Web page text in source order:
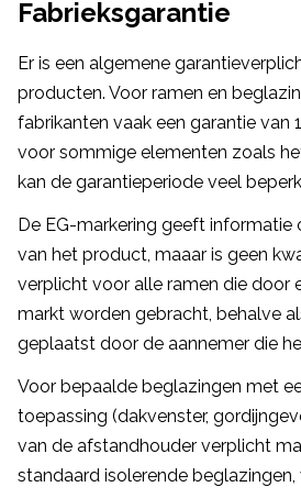
Fabrieksgarantie
Er is een algemene
producten. Voor ramen en
fabrikanten vaak een garantie van
voor sommige elementen zoals
kan de garantieperiode veel
De EG-markering geeft informatie
van het product, maaar is geen
verplicht voor alle ramen die door
markt worden gebracht, behalve
geplaatst door de aannemer die
Voor bepaalde beglazingen met
toepassing (dakvenster,
van de afstandhouder verplicht
standaard isolerende beglazingen,